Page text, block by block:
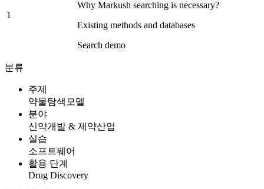
1
Why Markush searching is necessary?
Existing methods and databases
Search demo
분류
주제
약물탐색모델
분야
신약개발 & 제약산업
실습
소프트웨어
활용 단계
Drug Discovery